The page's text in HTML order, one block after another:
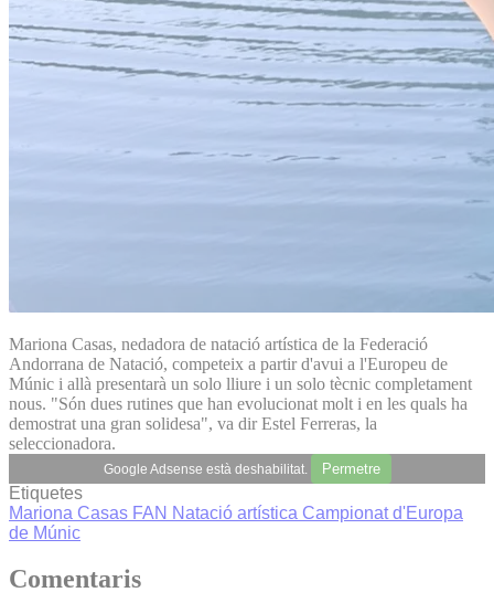
Mariona Casas, nedadora de natació artística de la Federació
Andorrana de Natació, competeix a partir d'avui a l'Europeu de
Múnic i allà presentarà un solo lliure i un solo tècnic completament
nous. "Són dues rutines que han evolucionat molt i en les quals ha
demostrat una gran solidesa", va dir Estel Ferreras, la
seleccionadora.
Google Adsense està deshabilitat. Permetre
Etiquetes
Mariona Casas FAN Natació artística Campionat d'Europa
de Múnic
Comentaris